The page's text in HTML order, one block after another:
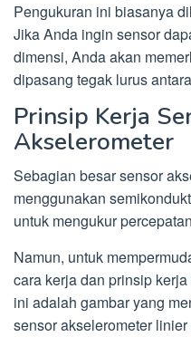
Pengukuran ini biasanya
Jika Anda ingin sensor
dimensi, Anda akan
dipasang tegak lurus
Prinsip Kerja
Akselerometer
Sebagian besar sensor
menggunakan
untuk mengukur
Namun, untuk
cara kerja dan prinsip
ini adalah gambar yang
sensor akselerometer